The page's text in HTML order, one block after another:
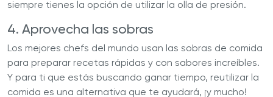
siempre tienes la opción de utilizar la olla de presión.
4. Aprovecha las sobras
Los mejores chefs del mundo usan las sobras de comida
para preparar recetas rápidas y con sabores increíbles.
Y para ti que estás buscando ganar tiempo, reutilizar la
comida es una alternativa que te ayudará, ¡y mucho!